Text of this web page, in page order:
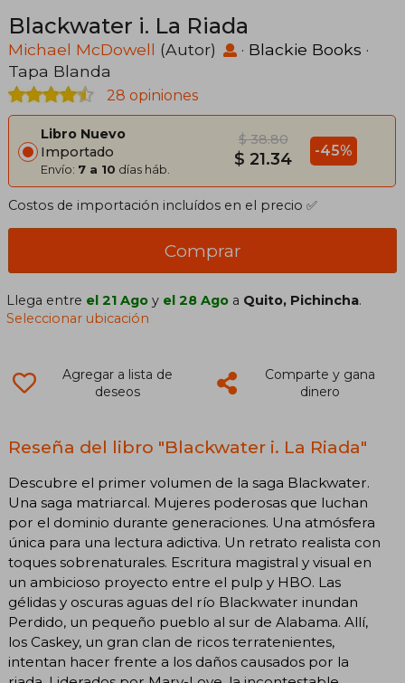
Blackwater i. La Riada
Michael McDowell (Autor) · Blackie Books ·
Tapa Blanda
28 opiniones
Libro Nuevo
Importado
Envío: 7 a 10 días háb.
$ 38.80
$ 21.34 -45%
Costos de importación incluídos en el precio ✅
Comprar
Llega entre el 21 Ago y el 28 Ago a Quito, Pichincha.
Seleccionar ubicación
Agregar a lista de
deseos
Comparte y gana
dinero
Reseña del libro "Blackwater i. La Riada"
Descubre el primer volumen de la saga Blackwater.
Una saga matriarcal. Mujeres poderosas que luchan
por el dominio durante generaciones. Una atmósfera
única para una lectura adictiva. Un retrato realista con
toques sobrenaturales. Escritura magistral y visual en
un ambicioso proyecto entre el pulp y HBO. Las
gélidas y oscuras aguas del río Blackwater inundan
Perdido, un pequeño pueblo al sur de Alabama. Allí,
los Caskey, un gran clan de ricos terratenientes,
intentan hacer frente a los daños causados por la